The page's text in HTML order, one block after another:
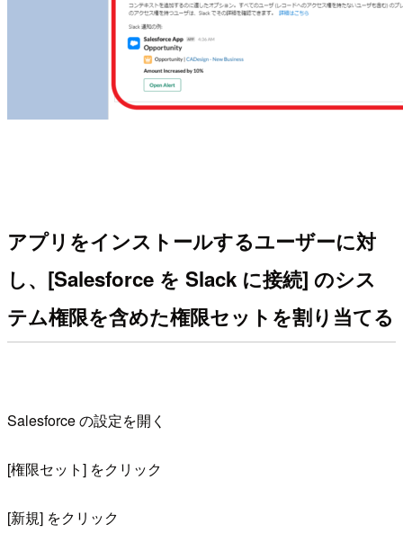
アプリをインストールするユーザーに対
し、[Salesforce を Slack に接続] のシス
テム権限を含めた権限セットを割り当てる
Salesforce の設定を開く
[権限セット] をクリック
[新規] をクリック